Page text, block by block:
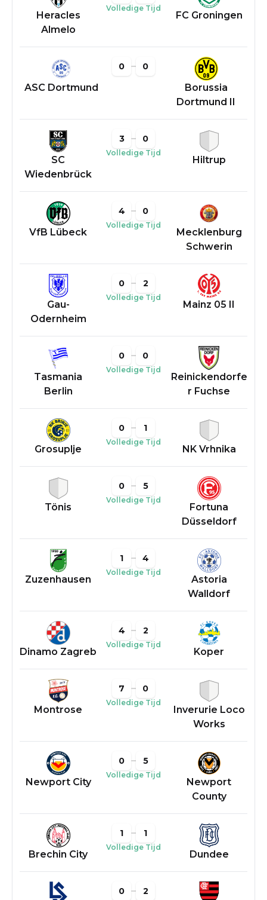
Heracles
Almelo
Volledige Tijd
FC Groningen
ASC Dortmund
0 0
Borussia
Dortmund II
SC
Wiedenbrück
3 0
Volledige Tijd
Hiltrup
VfB Lübeck
4 0
Volledige Tijd
Mecklenburg
Schwerin
Gau-
Odernheim
0 2
Volledige Tijd
Mainz 05 II
Tasmania
Berlin
0 0
Volledige Tijd
Reinickendorfe
r Fuchse
Grosuplje
0 1
Volledige Tijd
NK Vrhnika
Tönis
0 5
Volledige Tijd
Fortuna
Düsseldorf
Zuzenhausen
1 4
Volledige Tijd
Astoria
Walldorf
Dinamo Zagreb
4 2
Volledige Tijd
Koper
Montrose
7 0
Volledige Tijd
Inverurie Loco
Works
Newport City
0 5
Volledige Tijd
Newport
County
Brechin City
1 1
Volledige Tijd
Dundee
0 2